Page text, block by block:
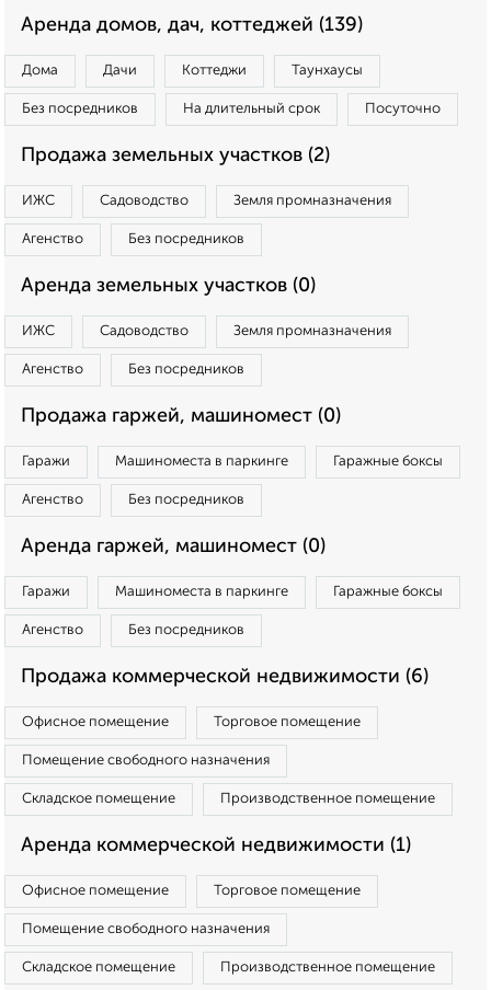
Аренда домов, дач, коттеджей (139)
Дома Дачи Коттеджи Таунхаусы
Без посредников На длительный срок Посуточно
Продажа земельных участков (2)
ИЖС Садоводство Земля промназначения
Агенство Без посредников
Аренда земельных участков (0)
ИЖС Садоводство Земля промназначения
Агенство Без посредников
Продажа гаржей, машиномест (0)
Гаражи Машиноместа в паркинге Гаражные боксы
Агенство Без посредников
Аренда гаржей, машиномест (0)
Гаражи Машиноместа в паркинге Гаражные боксы
Агенство Без посредников
Продажа коммерческой недвижимости (6)
Офисное помещение Торговое помещение
Помещение свободного назначения
Складское помещение Производственное помещение
Аренда коммерческой недвижимости (1)
Офисное помещение Торговое помещение
Помещение свободного назначения
Складское помещение Производственное помещение